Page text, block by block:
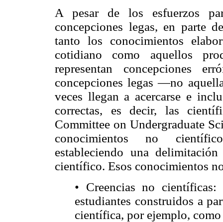
A pesar de los esfuerzos
concepciones legas, en parte
tanto los conocimientos
cotidiano como aquellos
representan concepciones
concepciones legas —no
veces llegan a acercarse e
correctas, es decir, las
Committee on Undergraduate
conocimientos no
estableciendo una
científico. Esos conocimientos
• Creencias no
estudiantes construidos a
científica, por ejemplo,